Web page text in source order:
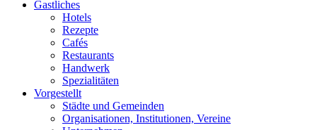
Gastliches
Hotels
Rezepte
Cafés
Restaurants
Handwerk
Spezialitäten
Vorgestellt
Städte und Gemeinden
Organisationen, Institutionen, Vereine